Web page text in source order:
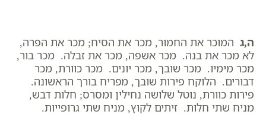
ה,ג המוכר את החמור, מכר את הסיח; מכר את הפרה,
לא מכר את בנה. מכר אשפה, מכר את זבלה. מכר בור,
מכר מימיו. מכר שובך, מכר יונים. מכר כוורת, מכר
דבורים. הלוקח פירות שובך, מפריח בורך הראשונה.
פירות כוורת, נוטל שלושה נחילין ומסרס; חלות דבש,
מניח שתי חלות. זיתים לקוץ, מניח שתי גרופייות.